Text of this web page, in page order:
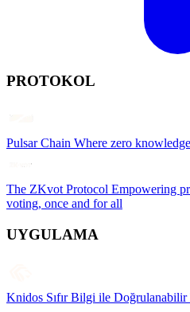
PROTOKOL
Pulsar Chain Where zero
The ZKvot Protocol Empowering
voting, once and for all
UYGULAMA
Knidos Sıfır Bilgi ile Doğrulanabilir